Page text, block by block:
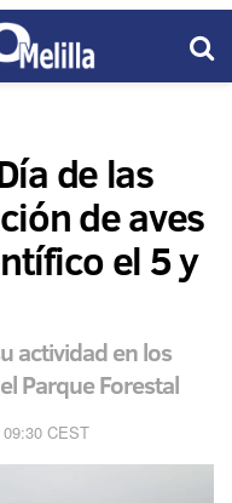
de las
de aves
el 5 y
actividad en los
Parque Forestal
CEST